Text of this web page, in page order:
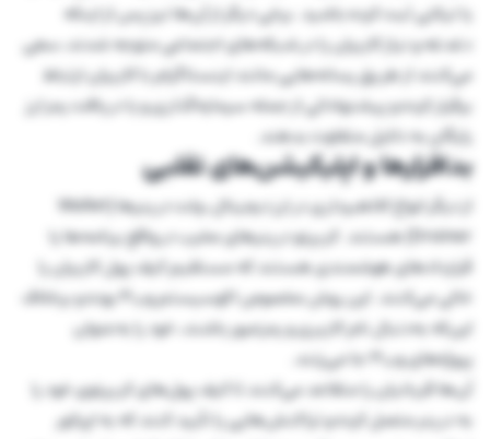
یا تیکتی ثبت کرده باشید. برخی دیگر از آن‌ها نیز پس از اینکه
دغدغه و نیاز کاربران را در شبکه‌های اجتماعی متوجه شدند، سعی
می‌کنند از طریق رسانه‌هایی مانند اینستاگرام با کاربران ارتباط
برقرار کرده و پیشنهاداتی از جمله سرمایه‌گذاری و یا دریافت رمز ارز
رایگان به دلایل متفاوت بدهند.
بدافزارها و اپلیکیشن‌های تقلبی
از دیگر انواع کلاهبرداری در ارز دیجیتال، ولت درینرها (Wallet
Drainer) هستند. کریپتو درینر‌های مخرب در واقع برنامه‌ها یا
قراردادهای هوشمندی هستند که مستقیم کیف پول کاربران را
خالی می‌کنند. این روش مخصوص اکوسیستم وب۳ بوده و برخلاف
این‌که به‌دنبال نام کاربری و رمزعبور باشند، خود را به‌عنوان
پروژه‌های وب۳ جا می‌زنند.
آن‌ها قربانیان را متقاعد می‌کنند تا کیف‌ پول‌های کریپتوی خود را
به درینر متصل کرده و تراکنش‌هایی را تأیید کنند که به اپراتور